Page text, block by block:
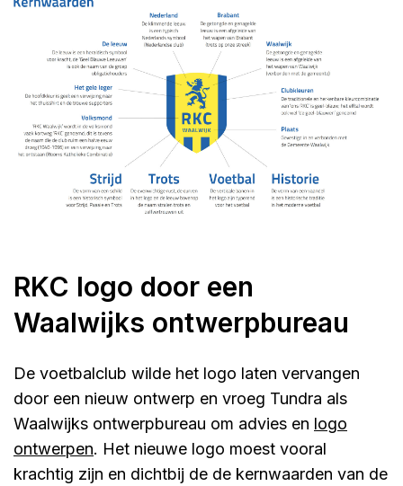
RKC logo door een
Waalwijks ontwerpbureau
De voetbalclub wilde het logo laten vervangen
door een nieuw ontwerp en vroeg Tundra als
Waalwijks ontwerpbureau om advies en logo
ontwerpen. Het nieuwe logo moest vooral
krachtig zijn en dichtbij de de kernwaarden van de